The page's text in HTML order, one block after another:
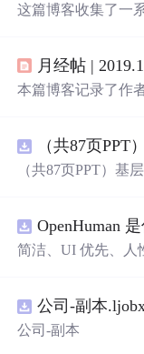
这篇博客收集了一
持、热爱和希望的
持理智面对挑战，
月经帖 |
本篇博客记录了作
生活态度的反思，
刻感悟。
（共87页
（共87页PPT）基
简洁、UI 优先、人
吉祥物，会 说话、
入你的 Google Meet
公司-副本
公司-副本